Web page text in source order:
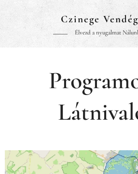
Czinege
Élvezd a nyugalmat